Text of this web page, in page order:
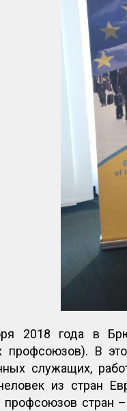
2018 года в
профсоюзов). В
служащих,
из стран
профсоюзов стран